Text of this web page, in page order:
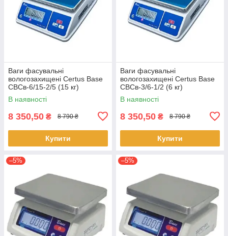
Ваги фасувальні
вологозахищені Certus Base
СВСв-6/15-2/5 (15 кг)
В наявності
8 350,50 ₴ 8 790 ₴
Купити
Ваги фасувальні
вологозахищені Certus Base
СВСв-3/6-1/2 (6 кг)
В наявності
8 350,50 ₴ 8 790 ₴
Купити
–5% –5%